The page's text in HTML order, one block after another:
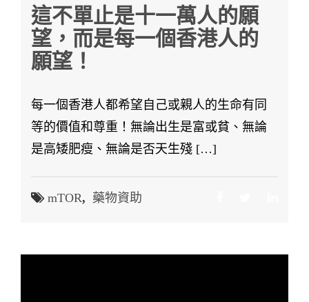
這不單止是十一萬人的願
望，而是每一個香港人的
願望！
每一個香港人都希望自己或親人的生命有同
等的價值和尊重！無論出生是富或貧、無論
是高矮肥瘦、無論是否天生殘 […]
mTOR, 藥物資助